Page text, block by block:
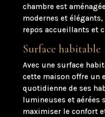
chambre est
modernes et
repos accueillants et
Surface habitable
Avec une surface
cette maison offre un
quotidienne de ses
lumineuses et aérées
maximiser le confort